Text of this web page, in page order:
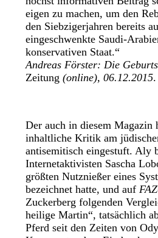
eigen zu machen, um den
den Siebzigerjahren bereits
eingeschwenkte Saudi-
konservativen Staat.“
Andreas Förster: Die
Zeitung (online), 06.12.2015
Der auch in diesem
inhaltliche Kritik am
antisemitisch eingestuft. Aly
Internetaktivisten Sascha
größten Nutznießer eines
bezeichnet hatte, und auf FAZ
Zuckerberg folgenden
heilige Martin“, tatsächlich
Pferd seit den Zeiten von